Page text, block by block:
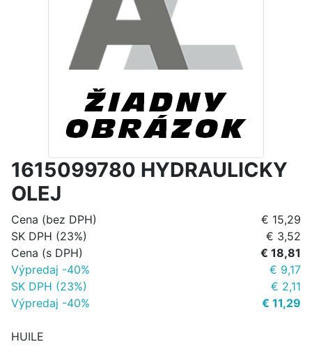
1615099780 HYDRAULICKY
OLEJ
Cena (bez DPH)
€ 15,29
SK DPH (23%)
€ 3,52
Cena (s DPH)
€ 18,81
Výpredaj -40%
€ 9,17
SK DPH (23%)
€ 2,11
Výpredaj -40%
€ 11,29
HUILE